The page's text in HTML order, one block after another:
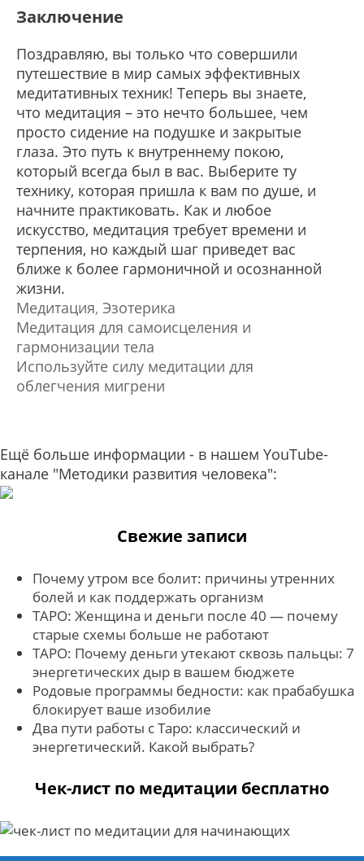
Заключение
Поздравляю, вы только что совершили
путешествие в мир самых эффективных
медитативных техник! Теперь вы знаете,
что медитация – это нечто большее, чем
просто сидение на подушке и закрытые
глаза. Это путь к внутреннему покою,
который всегда был в вас. Выберите ту
технику, которая пришла к вам по душе, и
начните практиковать. Как и любое
искусство, медитация требует времени и
терпения, но каждый шаг приведет вас
ближе к более гармоничной и осознанной
жизни.
Медитация, Эзотерика
Медитация для самоисцеления и
гармонизации тела
Используйте силу медитации для
облегчения мигрени
Ещё больше информации - в нашем YouTube-
канале "Методики развития человека":
Свежие записи
Почему утром все болит: причины утренних
болей и как поддержать организм
ТАРО: Женщина и деньги после 40 — почему
старые схемы больше не работают
ТАРО: Почему деньги утекают сквозь пальцы: 7
энергетических дыр в вашем бюджете
Родовые программы бедности: как прабабушка
блокирует ваше изобилие
Два пути работы с Таро: классический и
энергетический. Какой выбрать?
Чек-лист по медитации бесплатно